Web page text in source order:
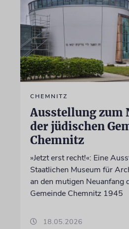
CHEMNITZ
Ausstellung zum
der jüdischen
Chemnitz
»Jetzt erst recht!«: Eine
Staatlichen Museum für
an den mutigen Neuanfang
Gemeinde Chemnitz 1945
18.05.2026